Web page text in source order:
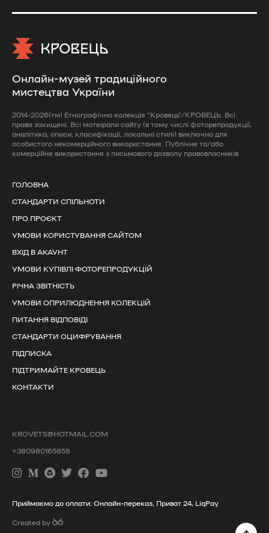
Онлайн-музей традиційного
мистецтва України
2014-2026(тм) Етнографічна колекція "Кровець"/КРОВЕЦЬ. Всі
права захищені. Всі матеірали сайту (в тому числі фоторепродукції,
аналітика, описи, класифікації, локальні стилі) виключно для
особистого некомерційного використання. Публічне та/або
комерційне використання з письмового дозволу правовласників
ГОЛОВНА
СТАНДАРТИ СПІЛЬНОТИ
ПРО ПРОЄКТ
УМОВИ КОРИСТУВАННЯ САЙТОМ
ВХІД В АКАУНТ
УМОВИ КУПІВЛІ ФОТОРЕПРОДУКЦІЙ
РІЧНА ЗВІТНІСТЬ
УМОВИ ОПРИЛЮДНЕННЯ КОЛЕКЦІЙ
ПИТАННЯ ВІДПОВІДІ
СТАНДАРТИ ОЦИФРУВАННЯ
ПІДПИСКА
ПІДТРИМАЙТЕ КРОВЕЦЬ
КОНТАКТИ
KROVETS@HOTMAIL.COM
+380980165858
Приймаємо до оплати: Онлайн-переказ, Приват 24, LiqPay
Created by